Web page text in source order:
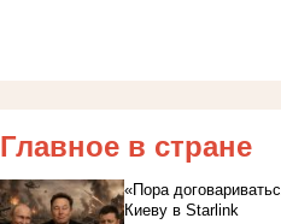
Главное в стране
«Пора
Киеву в Starlink